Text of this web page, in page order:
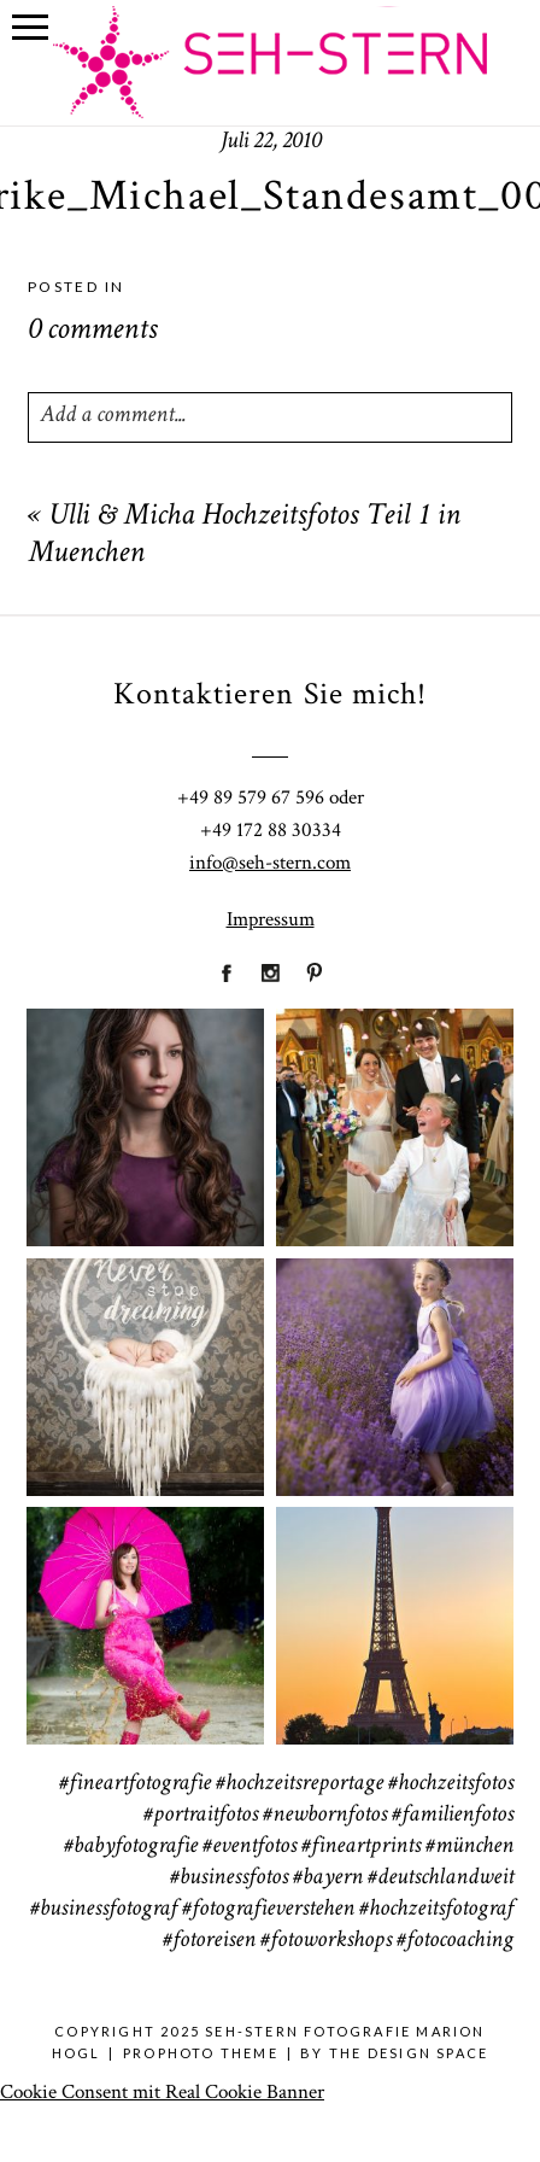
Juli 22, 2010
POSTED IN
0 comments
Add a comment...
are marked *
« Ulli & Micha Hochzeitsfotos Teil 1 in
Muenchen
Kontaktieren Sie mich!
+49 89 579 67 596 oder
+49 172 88 30334
info@seh-stern.com
Impressum
Fineart
41
Hochzeit
183
Baby/Newborn
72
Kinder
111
Babybauch
37
Reise
41
#fineartfotografie #hochzeitsreportage #hochzeitsfotos
#portraitfotos #newbornfotos #familienfotos
#babyfotografie #eventfotos #fineartprints#münchen
#businessfotos#bayern #deutschlandweit
#businessfotograf#fotografieverstehen #hochzeitsfotograf
#fotoreisen #fotoworkshops #fotocoaching
COPYRIGHT 2025 SEH-STERN FOTOGRAFIE MARION
HOGL
PROPHOTO THEME BY THE DESIGN SPACE
Cookie Consent mit Real Cookie Banner